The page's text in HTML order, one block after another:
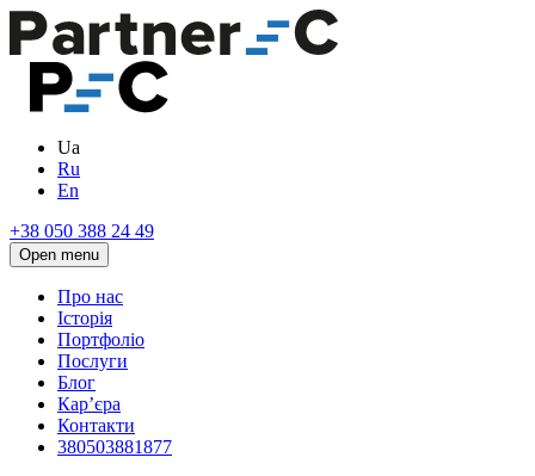
Ua
Ru
En
+38 050 388 24 49
Open menu
Про нас
Історія
Портфоліо
Послуги
Блог
Кар’єра
Контакти
380503881877